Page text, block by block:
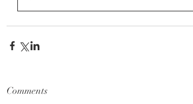
Comments